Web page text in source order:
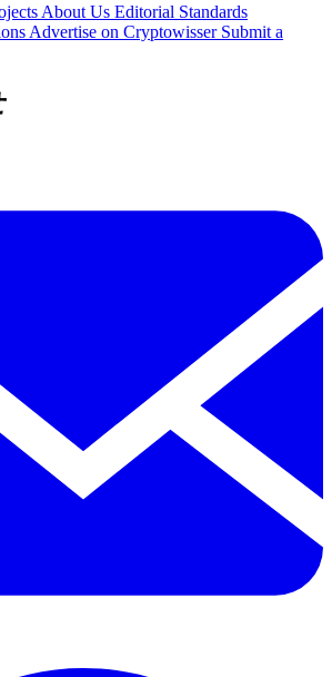
About Us Editorial Standards
Advertise on Cryptowisser Submit a